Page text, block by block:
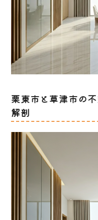
栗東市と草津市の
解剖